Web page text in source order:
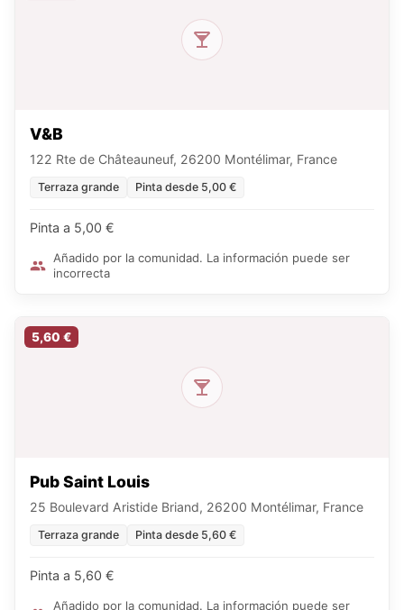
V&B
122 Rte de Châteauneuf, 26200 Montélimar, France
Terraza grande Pinta desde 5,00 €
Pinta a 5,00 €
Añadido por la comunidad. La información puede ser
incorrecta
5,60 €
Pub Saint Louis
25 Boulevard Aristide Briand, 26200 Montélimar, France
Terraza grande Pinta desde 5,60 €
Pinta a 5,60 €
Añadido por la comunidad. La información puede ser